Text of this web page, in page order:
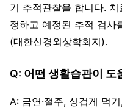
기 추적관찰을 합니다. 치
정하고 예정된 추적 검사
(대한신경외상학회지).
Q: 어떤 생활습관이 도
A: 금연·절주, 싱겁게 먹